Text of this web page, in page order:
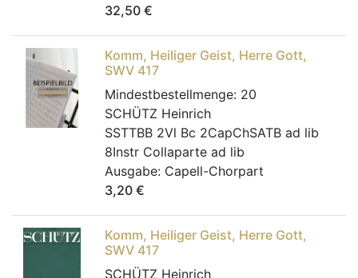
32,50 €
Komm, Heiliger Geist, Herre Gott,
SWV 417
Mindestbestellmenge: 20
SCHÜTZ Heinrich
SSTTBB 2Vl Bc 2CapChSATB ad lib
8Instr Collaparte ad lib
Ausgabe: Capell-Chorpart
3,20 €
Komm, Heiliger Geist, Herre Gott,
SWV 417
SCHÜTZ Heinrich